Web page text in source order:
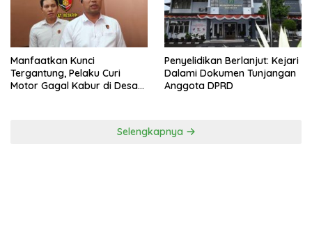
Manfaatkan Kunci
Tergantung, Pelaku Curi
Motor Gagal Kabur di Desa
Penyelidikan Berlanjut: Kejari
Dalami Dokumen Tunjangan
Anggota DPRD
Selengkapnya